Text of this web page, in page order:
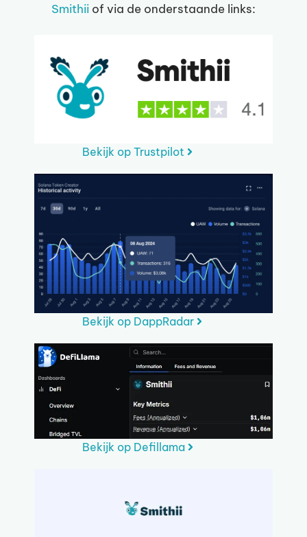
Smithii of via de onderstaande links:
Bekijk op Trustpilot
Bekijk op DappRadar
Bekijk op Defillama